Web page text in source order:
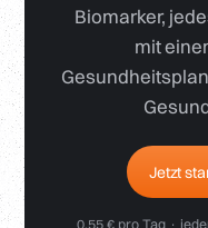
Biomarker,
mit
Jetzt
0,55 € pro Tag ·